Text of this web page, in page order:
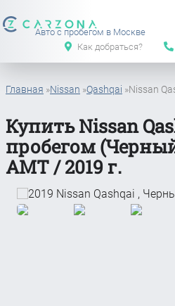
Авто с пробегом в Москве
Как добраться?
Главная »Nissan »Qashqai »Nissan
Купить Nissan
пробегом
АМТ / 2019 г.